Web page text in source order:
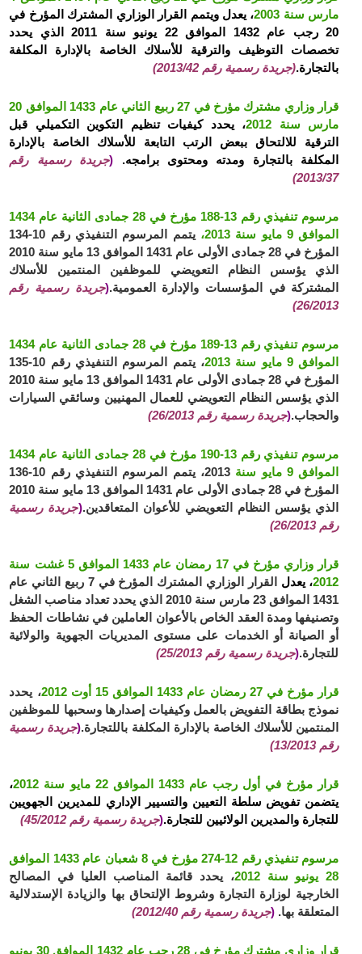
مارس سنة 2003
، يعدل ويتمم القرار الوزاري المشترك المؤرخ في
20 رجب عام 1432 الموافق 22 يونيو سنة 2011 الذي يحدد
تخصصات التوظيف والترقية للأسلاك الخاصة بالإدارة المكلفة
بالتجارة.(جريدة رسمية رقم 2013/42)
قرار وزاري مشترك مؤرخ في 27 ربيع الثاني عام 1433 الموافق 20
مارس سنة 2012
، يحدد كيفيات تنظيم التكوين التكميلي قبل
الترقية للالتحاق ببعض الرتب التابعة للأسلاك الخاصة بالإدارة
المكلفة بالتجارة ومدته ومحتوى برامجه. (جريدة رسمية رقم
2013/37)
مرسوم تنفيذي رقم 13-188 مؤرخ في 28 جمادى الثانية عام 1434
الموافق 9 مايو سنة 2013،
يتمم المرسوم التنفيذي رقم 10-134
المؤرخ في 28 جمادى الأولى عام 1431 الموافق 13 مايو سنة 2010
الذي يؤسس النظام التعويضي للموظفين المنتمين للأسلاك
المشتركة في المؤسسات والإدارة العمومية.(جريدة رسمية رقم
26/2013)
مرسوم تنفيذي رقم 13-189 مؤرخ في 28 جمادى الثانية عام 1434
الموافق 9 مايو سنة 2013
، يتمم المرسوم التنفيذي رقم 10-135
المؤرخ في 28 جمادى الأولى عام 1431 الموافق 13 مايو سنة 2010
الذي يؤسس النظام التعويضي للعمال المهنيين وسائقي السيارات
والحجاب.(جريدة رسمية رقم 26/2013)
مرسوم تنفيذي رقم 13-190 مؤرخ في 28 جمادى الثانية عام 1434
الموافق 9 مايو سنة
2013، يتمم المرسوم التنفيذي رقم 10-136
المؤرخ في 28 جمادى الأولى عام 1431 الموافق 13 مايو سنة 2010
الذي يؤسس النظام التعويضي للأعوان المتعاقدين.(جريدة رسمية
رقم 26/2013)
قرار وزاري مؤرخ في 17 رمضان عام 1433 الموافق 5 غشت سنة
2012، يعدل
القرار الوزاري المشترك المؤرخ في 7 ربيع الثاني عام
1431 الموافق 23 مارس سنة 2010 الذي يحدد تعداد مناصب الشغل
وتصنيفها ومدة العقد الخاص بالأعوان العاملين في نشاطات الحفظ
أو الصيانة أو الخدمات على مستوى المديريات الجهوية والولائية
للتجارة.(جريدة رسمية رقم 25/2013)
قرار مؤرخ في 27 رمضان عام 1433 الموافق 15 أوت 2012
، يحدد
نموذج بطاقة التفويض بالعمل وكيفيات إصدارها وسحبها للموظفين
المنتمين للأسلاك الخاصة بالإدارة المكلفة باللتجارة.(جريدة رسمية
رقم 13/2013)
قرار مؤرخ في أول رجب عام 1433 الموافق 22 مايو سنة 2012
،
يتضمن تفويض سلطة التعيين والتسيير الإداري للمديرين الجهويين
للتجارة والمديرين الولائيين للتجارة.(جريدة رسمية رقم 45/2012)
مرسوم تنفيذي رقم 12-274 مؤرخ في 8 شعبان عام 1433 الموافق
28 يونيو سنة 2012
، يحدد قائمة المناصب العليا في المصالح
الخارجية لوزارة التجارة وشروط الإلتحاق بها والزيادة الإستدلالية
المتعلقة بها. (جريدة رسمية رقم 2012/40)
قرار وزاري مشترك مؤرخ في 28 رجب عام 1432 الموافق 30 يونيو